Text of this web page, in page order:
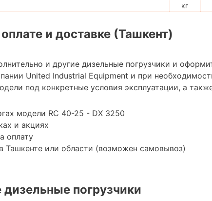
кг
и доставке (Ташкент)
и другие дизельные погрузчики и
United Industrial Equipment и при
под конкретные условия эксплуатации, а
модели RC 40-25 - DX 3250
и акциях
оплату
Ташкенте или области (возможен самовывоз)
погрузчики